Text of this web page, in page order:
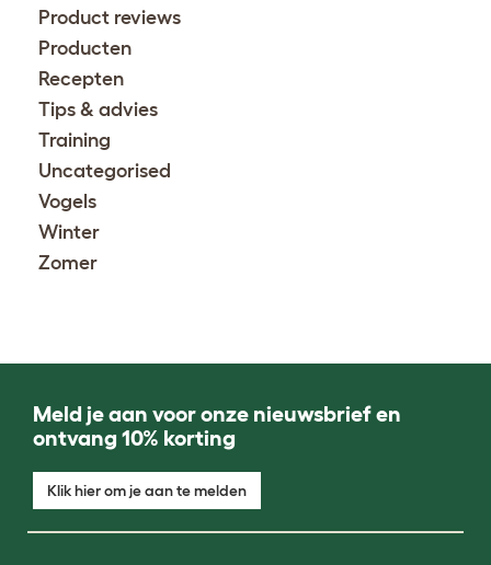
Product reviews
Producten
Recepten
Tips & advies
Training
Uncategorised
Vogels
Winter
Zomer
Meld je aan voor onze nieuwsbrief en
ontvang 10% korting
Klik hier om je aan te melden